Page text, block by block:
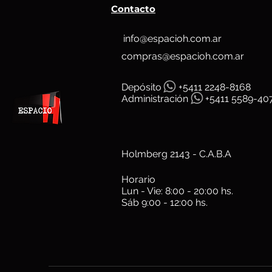
Contacto
info@espacioh.com.ar
compras@espacioh.com.ar
Depósito
+5411 2248-8168
Administración
+5411 5589-
Holmberg 2143 - C.A.B.A
Horario
Lun - Vie: 8:00 - 20:00 hs.
Sáb 9:00 - 12:00 hs.